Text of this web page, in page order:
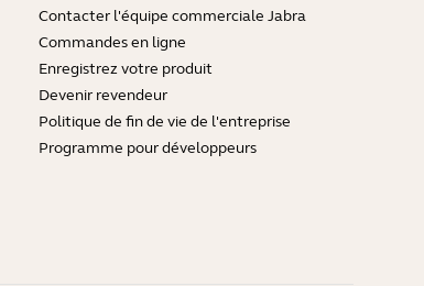
Contacter l'équipe commerciale Jabra
Commandes en ligne
Enregistrez votre produit
Devenir revendeur
Politique de fin de vie de l'entreprise
Programme pour développeurs